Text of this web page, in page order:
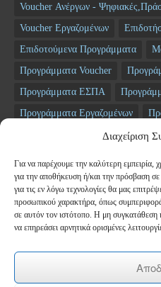
Διαχείριση
Για να παρέχουμε την καλύτερη εμπειρία,
για την αποθήκευση ή/και την πρόσβαση
για τις εν λόγω τεχνολογίες θα μας
προσωπικού χαρακτήρα, όπως
σε αυτόν τον ιστότοπο. Η μη
να επηρεάσει αρνητικά ορισμένες
Voucher Ανέργων -
Voucher Εργαζομένων
Επιδοτούμενα Προγράμματα
Προγράμματα Voucher
Προγράμματα ΕΣΠΑ
Προγράμματα Εργαζομένων
ΤΑΜΕΙΟ
Newsletter
Email*
Όνομα